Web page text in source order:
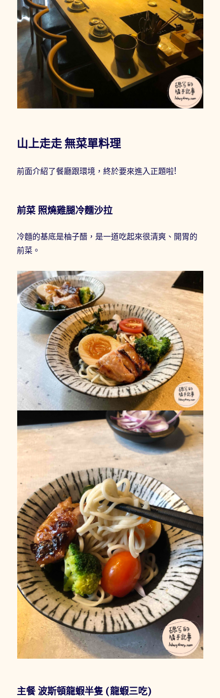
山上走走 無菜單料理
前面介紹了餐廳跟環境，終於要來進入正題啦!
前菜 照燒雞腿冷麵沙拉
冷麵的基底是柚子醋，是一道吃起來很清爽、開胃的
前菜。
主餐 波斯頓龍蝦半隻 (龍蝦三吃)